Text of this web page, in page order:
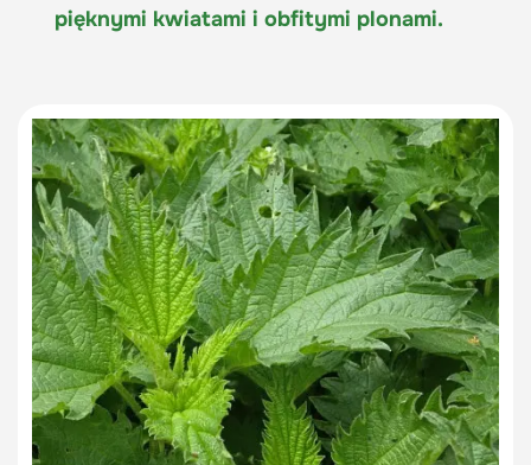
pięknymi kwiatami i obfitymi plonami.